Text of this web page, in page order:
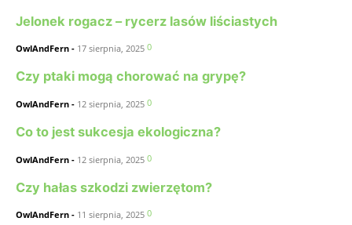
Jelonek rogacz – rycerz lasów liściastych
OwlAndFern - 17 sierpnia, 2025 0
Czy ptaki mogą chorować na grypę?
OwlAndFern - 12 sierpnia, 2025 0
Co to jest sukcesja ekologiczna?
OwlAndFern - 12 sierpnia, 2025 0
Czy hałas szkodzi zwierzętom?
OwlAndFern - 11 sierpnia, 2025 0